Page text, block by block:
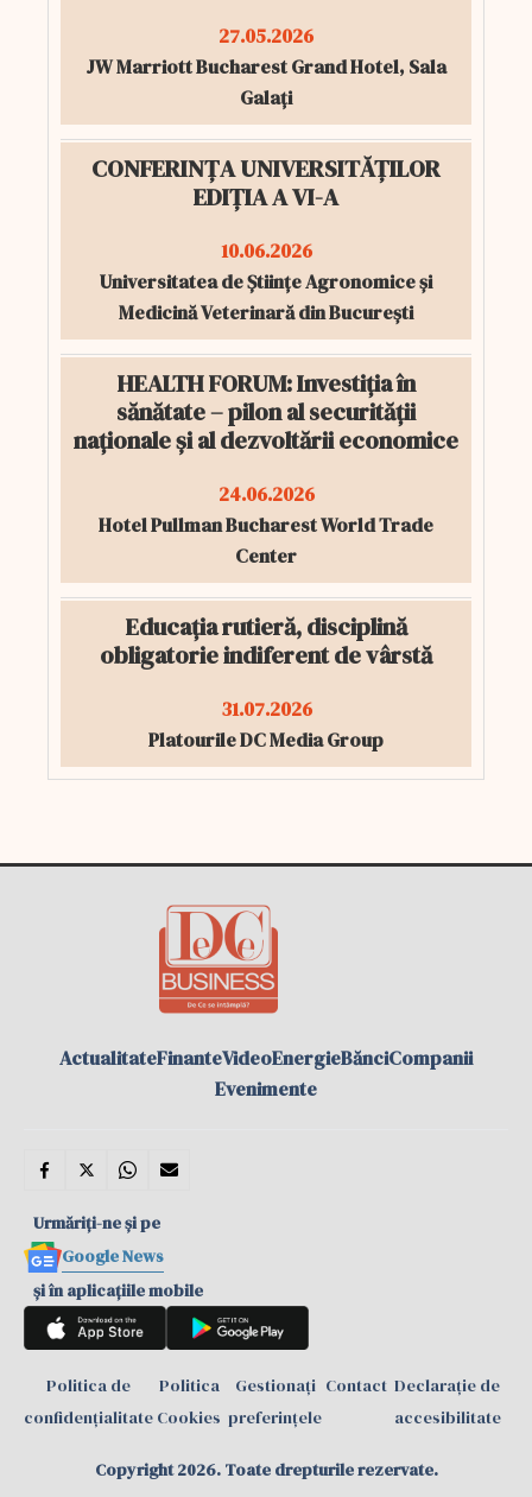
27.05.2026
JW Marriott Bucharest Grand Hotel, Sala
Galați
CONFERINȚA UNIVERSITĂȚILOR
EDIȚIA A VI-A
10.06.2026
Universitatea de Științe Agronomice și
Medicină Veterinară din București
HEALTH FORUM: Investiția în
sănătate – pilon al securității
naționale și al dezvoltării economice
24.06.2026
Hotel Pullman Bucharest World Trade
Center
Educația rutieră, disciplină
obligatorie indiferent de vârstă
31.07.2026
Platourile DC Media Group
ActualitateFinanteVideoEnergieBănciCompanii
Evenimente
Urmăriți-ne și pe
Google News
și în aplicațiile mobile
Politica de
confidențialitate
Politica
Cookies
Gestionați
preferințele
Contact Declarație de
accesibilitate
Copyright 2026. Toate drepturile rezervate.